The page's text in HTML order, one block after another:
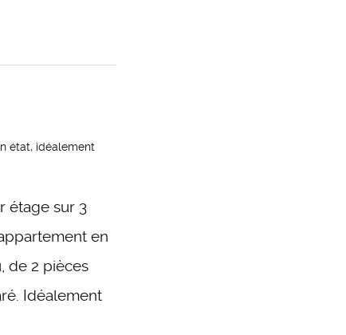
état, idéalement
étage sur 3
en
de 2 pièces
Idéalement